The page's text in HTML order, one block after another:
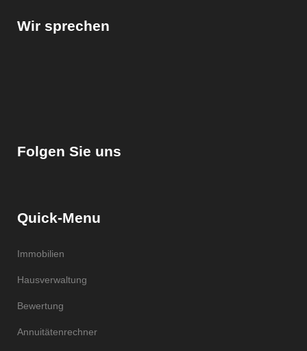
Wir sprechen
Folgen Sie uns
Quick-Menu
Immobilien
Hausverwaltung
Bewertung
Annuitätenrechner